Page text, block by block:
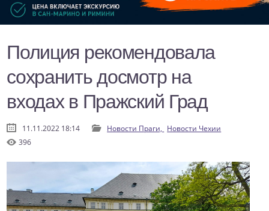
Полиция рекомендовала
сохранить досмотр на
входах в Пражский Град
11.11.2022 18:14 Новости Праги, Новости Чехии
396